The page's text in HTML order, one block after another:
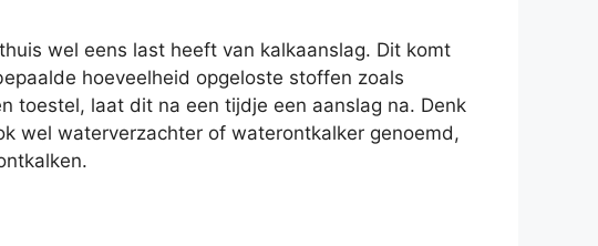
wel eens last heeft van kalkaanslag. Dit komt
hoeveelheid opgeloste stoffen zoals
toestel, laat dit na een tijdje een aanslag na. Denk
wel waterverzachter of waterontkalker genoemd,